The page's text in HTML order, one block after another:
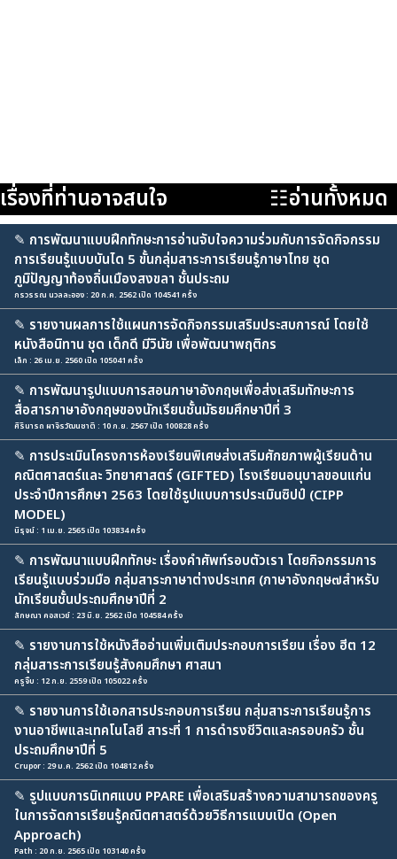
เรื่องที่ท่านอาจสนใจ ☷อ่านทั้งหมด
✎ การพัฒนาแบบฝึกทักษะการอ่านจับใจความร่วมกับการจัดกิจกรรม
การเรียนรู้แบบบันได 5 ขั้นกลุ่มสาระการเรียนรู้ภาษาไทย ชุด
ภูมิปัญญาท้องถิ่นเมืองสงขลา ชั้นประถม
กรวรรณ นวลละออง : 20 ก.ค. 2562 เปิด 104541 ครั้ง
✎ รายงานผลการใช้แผนการจัดกิจกรรมเสริมประสบการณ์ โดยใช้
หนังสือนิทาน ชุด เด็กดี มีวินัย เพื่อพัฒนาพฤติกร
เล็ก : 26 เม.ย. 2560 เปิด 105041 ครั้ง
✎ การพัฒนารูปแบบการสอนภาษาอังกฤษเพื่อส่งเสริมทักษะการ
สื่อสารภาษาอังกฤษของนักเรียนชั้นมัธยมศึกษาปีที่ 3
ศิรินารถ ผาจิรวัฒนชาติ : 10 ก.ย. 2567 เปิด 100828 ครั้ง
✎ การประเมินโครงการห้องเรียนพิเศษส่งเสริมศักยภาพผู้เรียนด้าน
คณิตศาสตร์และ วิทยาศาสตร์ (GIFTED) โรงเรียนอนุบาลขอนแก่น
ประจำปีการศึกษา 2563 โดยใช้รูปแบบการประเมินซิปป์ (CIPP
MODEL)
นิรุจน์ : 1 เม.ย. 2565 เปิด 103834 ครั้ง
✎ การพัฒนาแบบฝึกทักษะ เรื่องคำศัพท์รอบตัวเรา โดยกิจกรรมการ
เรียนรู้แบบร่วมมือ กลุ่มสาระภาษาต่างประเทศ (ภาษาอังกฤษ๗สำหรับ
นักเรียนชั้นประถมศึกษาปีที่ 2
ลักษณา คอสเวย์ : 23 มิ.ย. 2562 เปิด 104584 ครั้ง
✎ รายงานการใช้หนังสืออ่านเพิ่มเติมประกอบการเรียน เรื่อง ฮีต 12
กลุ่มสาระการเรียนรู้สังคมศึกษา ศาสนา
ครูจิ๊บ : 12 ก.ย. 2559 เปิด 105022 ครั้ง
✎ รายงานการใช้เอกสารประกอบการเรียน กลุ่มสาระการเรียนรู้การ
งานอาชีพและเทคโนโลยี สาระที่ 1 การดำรงชีวิตและครอบครัว ชั้น
ประถมศึกษาปีที่ 5
Crupor : 29 ม.ค. 2562 เปิด 104812 ครั้ง
✎ รูปแบบการนิเทศแบบ PPARE เพื่อเสริมสร้างความสามารถของครู
ในการจัดการเรียนรู้คณิตศาสตร์ด้วยวิธีการแบบเปิด (Open
Approach)
Path : 20 ก.ย. 2565 เปิด 103140 ครั้ง